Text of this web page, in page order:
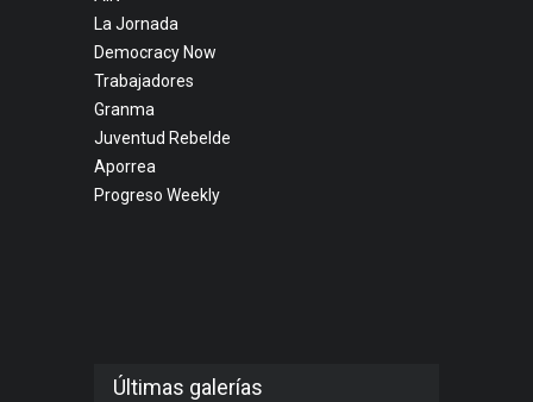
La Jornada
Democracy Now
Trabajadores
Granma
Juventud Rebelde
Aporrea
Progreso Weekly
Últimas galerías